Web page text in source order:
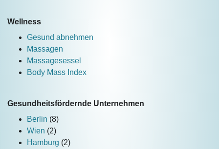
Wellness
Gesund abnehmen
Massagen
Massagesessel
Body Mass Index
Gesundheitsfördernde Unternehmen
Berlin (8)
Wien (2)
Hamburg (2)